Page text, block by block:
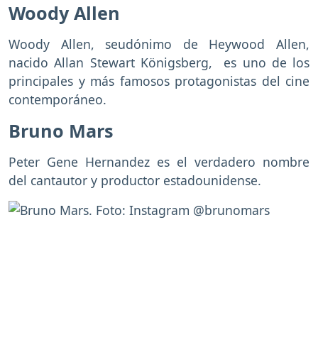
Woody Allen
Woody Allen, seudónimo de Heywood Allen,
nacido Allan Stewart Königsberg, es uno de los
principales y más famosos protagonistas del cine
contemporáneo.
Bruno Mars
Peter Gene Hernandez es el verdadero nombre
del cantautor y productor estadounidense.